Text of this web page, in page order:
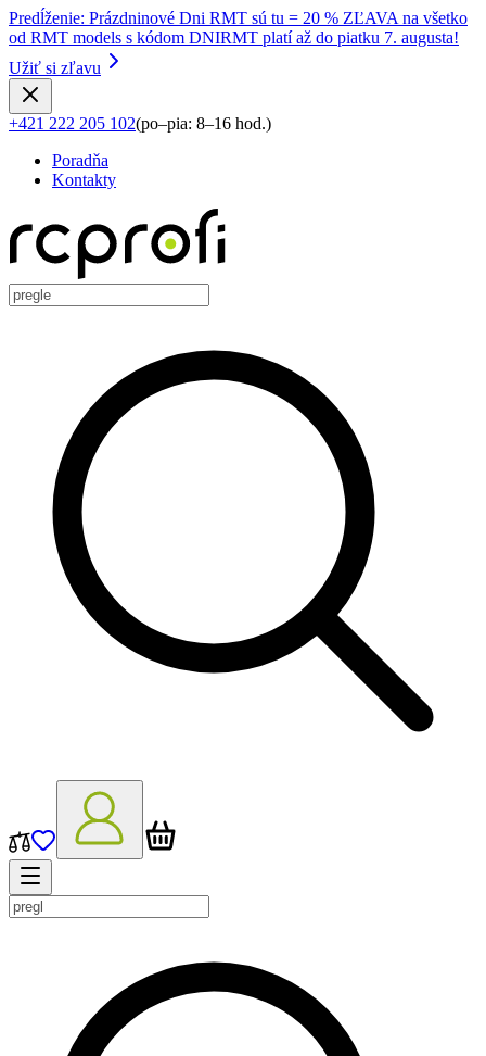
Predĺženie: Prázdninové Dni RMT sú tu = 20 % ZĽAVA na všetko
od RMT models s kódom DNIRMT platí až do piatku 7. augusta!
Užiť si zľavu
+421 222 205 102(po–pia: 8–16 hod.)
Poradňa
Kontakty